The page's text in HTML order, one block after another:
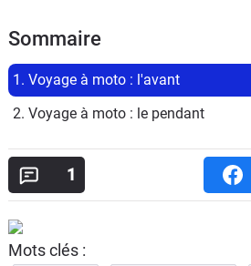
Sommaire
1. Voyage à moto : l'avant
2. Voyage à moto : le pendant
1
Mots clés :